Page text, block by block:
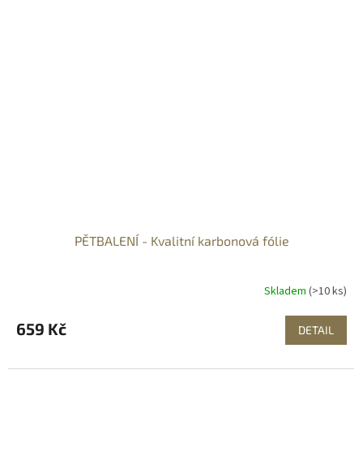
PĚTBALENÍ - Kvalitní karbonová fólie
Skladem (>10 ks)
659 Kč DETAIL